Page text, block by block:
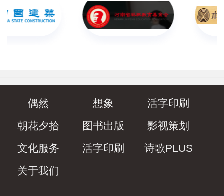
偶然 想象
活字印刷
朝花夕拾
图书出版
影视策划
文化服务
活字印刷
诗歌PLUS
关于我们